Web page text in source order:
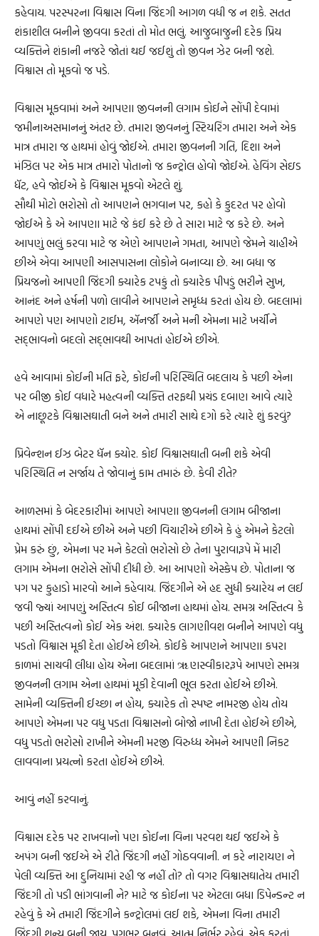
કહેવાય. પરસ્પરના વિશ્વાસ વિના જિંદગી આગળ વધી જ ન શકે. સતત
શંકાશીલ બનીને જીવવા કરતાં તો મોત ભલું. આજુબાજુની દરેક પ્રિય
વ્યક્તિને શંકાની નજરે જોતાં થઈ જઈશું તો જીવન ઝેર બની જશે.
વિશ્વાસ તો મૂકવો જ પડે.
વિશ્વાસ મૂકવામાં અને આપણા જીવનની લગામ કોઈને સોંપી દેવામાં
જમીનાઅસમાનનું અંતર છે. તમારા જીવનનું સ્ટિયરિંગ તમારા અને એક
માત્ર તમારા જ હાથમાં હોવું જોઈએ. તમારા જીવનની ગતિ, દિશા અને
મંઝિલ પર એક માત્ર તમારો પોતાનો જ કન્ટ્રોલ હોવો જોઈએ. હેવિંગ સેઇડ
ધૅટ, હવે જોઈએ કે વિશ્વાસ મૂકવો એટલે શું.
સૌથી મોટો ભરોસો તો આપણને ભગવાન પર, કહો કે કુદરત પર હોવો
જોઈએ કે એ આપણા માટે જે કંઈ કરે છે તે સારા માટે જ કરે છે. અને
આપણું ભલું કરવા માટે જ એણે આપણને ગમતા, આપણે જેમને ચાહીએ
છીએ એવા આપણી આસપાસના લોકોને બનાવ્યા છે. આ બધા જ
પ્રિયજનો આપણી જિંદગી ક્યારેક ટપકું તો ક્યારેક પીપડું ભરીને સુખ,
આનંદ અને હર્ષની પળો લાવીને આપણને સમૃધ્ધ કરતાં હોય છે. બદલામાં
આપણે પણ આપણો ટાઈમ, ઍનર્જી અને મની એમના માટે ખર્ચીને
સદ્‌ભાવનો બદલો સદ્‌ભાવથી આપતાં હોઈએ છીએ.
હવે આવામાં કોઈની મતિ ફરે, કોઈની પરિસ્થિતિ બદલાય કે પછી એના
પર બીજી કોઈ વધારે મહત્વની વ્યક્તિ તરફથી પ્રચંડ દબાણ આવે ત્યારે
એ નાછૂટકે વિશ્વાસઘાતી બને અને તમારી સાથે દગો કરે ત્યારે શું કરવું?
પ્રિવેન્શન ઈઝ બેટર ધૅન ક્યોર. કોઈ વિશ્વાસઘાતી બની શકે એવી
પરિસ્થિતિ ન સર્જાય તે જોવાનું કામ તમારું છે. કેવી રીતે?
આળસમાં કે બેદરકારીમાં આપણે આપણા જીવનની લગામ બીજાના
હાથમાં સોંપી દઈએ છીએ અને પછી વિચારીએ છીએ કે હું એમને કેટલો
પ્રેમ કરું છું, એમના પર મને કેટલો ભરોસો છે તેના પુરાવારૂપે મેં મારી
લગામ એમના ભરોસે સોંપી દીધી છે. આ આપણો એસ્કેપ છે. પોતાના જ
પગ પર કુહાડો મારવો આને કહેવાય. જિંદગીને એ હદ સુધી ક્યારેય ન લઈ
જવી જ્યાં આપણું અસ્તિત્વ કોઈ બીજાના હાથમાં હોય. સમગ્ર અસ્તિત્વ કે
પછી અસ્તિત્વનો કોઈ એક અંશ. ક્યારેક લાગણીવશ બનીને આપણે વધુ
પડતો વિશ્વાસ મૂકી દેતા હોઈએ છીએ. કોઈકે આપણને આપણા કપરા
કાળમાં સાચવી લીધા હોય એના બદલામાં ૠણસ્વીકારરૂપે આપણે સમગ્ર
જીવનની લગામ એના હાથમાં મૂકી દેવાની ભૂલ કરતા હોઈએ છીએ.
સામેની વ્યક્તિની ઈચ્છા ન હોય, ક્યારેક તો સ્પષ્ટ નામરજી હોય તોય
આપણે એમના પર વધુ પડતા વિશ્વાસનો બોજો નાખી દેતા હોઈએ છીએ,
વધુ પડતો ભરોસો રાખીને એમની મરજી વિરુધ્ધ એમને આપણી નિકટ
લાવવાના પ્રયત્નો કરતા હોઈએ છીએ.
આવું નહીં કરવાનું.
વિશ્વાસ દરેક પર રાખવાનો પણ કોઈના વિના પરવશ થઈ જઈએ કે
અપંગ બની જઈએ એ રીતે જિંદગી નહીં ગોઠવવાની. ન કરે નારાયણ ને
પેલી વ્યક્તિ આ દુનિયામાં રહી જ નહીં તો? તો વગર વિશ્વાસઘાતેય તમારી
જિંદગી તો પડી ભાંગવાની ને? માટે જ કોઈના પર એટલા બધા ડિપેન્ડન્ટ ન
રહેવું કે એ તમારી જિંદગીને કન્ટ્રોલમાં લઈ શકે, એમના વિના તમારી